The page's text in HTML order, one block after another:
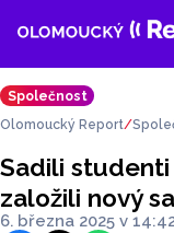
Společnost
Olomoucký Report
Sadili studenti
založili nový
6. března 2025 v